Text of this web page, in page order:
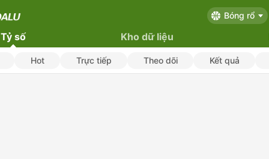
Bóng rổ
Tỷ số Kho dữ liệu
Hot Trực tiếp Theo dõi Kết quả